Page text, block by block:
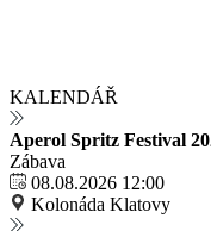
KALENDÁŘ
Aperol Spritz Festival
Zábava
08.08.2026 12:00
Kolonáda Klatovy